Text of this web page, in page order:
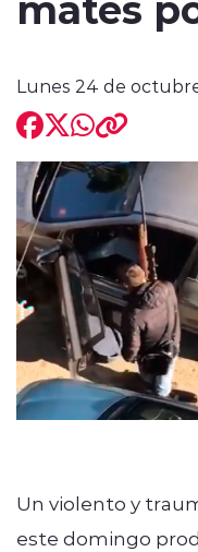
modo
Lunes 24 de
Un violento y
este domingo